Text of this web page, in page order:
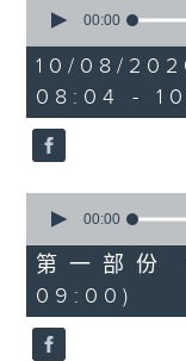
seconds
1
hour,
51
minutes,
59
seconds
00:00
10/08/
08:04 -
seconds
56
minutes,
10
seconds
00:00
第一部份
09:00)